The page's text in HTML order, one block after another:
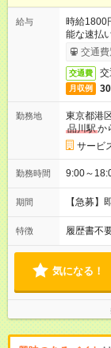
給与
時給
能な速払
交通費
交通費 交
月収例
勤務地
東京都港
品川駅か
サービ
勤務時間 9:00～
期間 【急募
特徴 履歴書不
気になる！